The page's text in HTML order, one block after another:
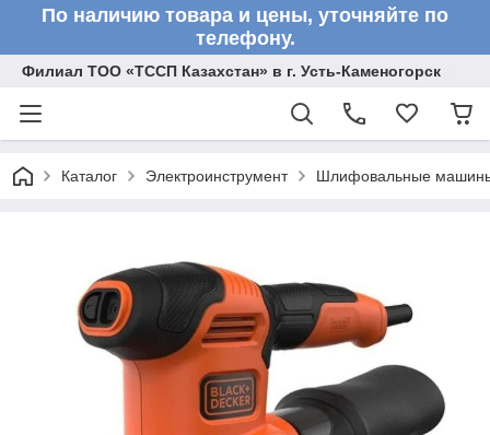
По наличию товара и цены, уточняйте по
телефону.
Филиал ТОО «ТССП Казахстан» в г. Усть-Каменогорск
Каталог Электроинструмент Шлифовальные